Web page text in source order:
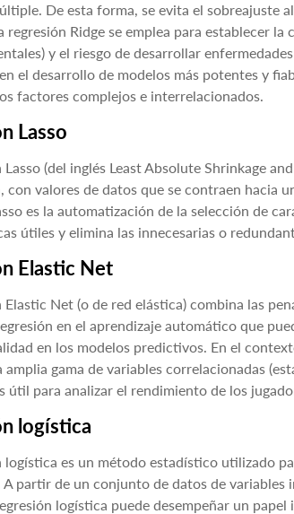
De esta forma, se evita el sobreajuste
regresión Ridge se emplea para establecer
y el riesgo de desarrollar
el desarrollo de modelos más potentes y
factores complejos e interrelacionados.
Lasso
Lasso (del inglés Least Absolute Shrinkage
con valores de datos que se contraen hacia
es la automatización de la selección de
útiles y elimina las innecesarias o
Elastic Net
Elastic Net (o de red elástica) combina las
en el aprendizaje automático que
en los modelos predictivos. En el
amplia gama de variables correlacionadas
útil para analizar el rendimiento de los
logística
logística es un método estadístico utilizado
partir de un conjunto de datos de
logística puede desempeñar un